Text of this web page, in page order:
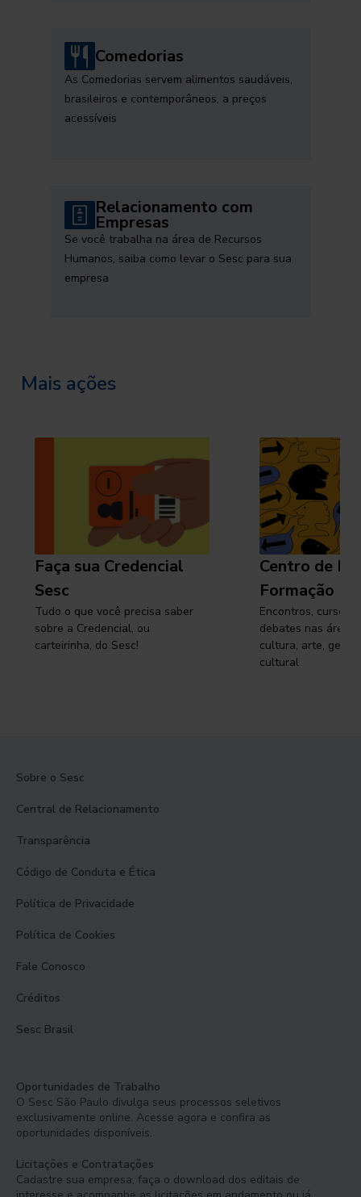
Comedorias
As Comedorias servem alimentos saudáveis,
brasileiros e contemporâneos, a preços
acessíveis
Relacionamento com
Empresas
Se você trabalha na área de Recursos
Humanos, saiba como levar o Sesc para sua
empresa
Mais ações
Faça sua Credencial
Sesc
Tudo o que você precisa saber
sobre a Credencial, ou
carteirinha, do Sesc!
Centro de
Formação
Encontros, cursos,
debates nas áreas
cultura, arte,
cultural
Sobre o Sesc
Central de Relacionamento
Transparência
Código de Conduta e Ética
Política de Privacidade
Política de Cookies
Fale Conosco
Créditos
Sesc Brasil
Oportunidades de Trabalho
O Sesc São Paulo divulga seus processos seletivos
exclusivamente online. Acesse agora e confira as
oportunidades disponíveis.
Licitações e Contratações
Cadastre sua empresa, faça o download dos editais de